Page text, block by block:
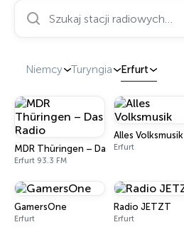
Niemcy Turyngia Erfurt
MDR Thüringen – Das Radio
Erfurt 93.3 FM
Alles Volksmusik
Erfurt
GamersOne
Erfurt
Radio JETZT
Erfurt